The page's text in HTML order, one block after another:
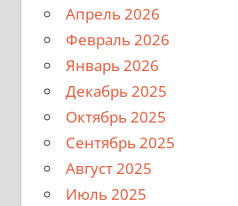
Апрель 2026
Февраль 2026
Январь 2026
Декабрь 2025
Октябрь 2025
Сентябрь 2025
Август 2025
Июль 2025